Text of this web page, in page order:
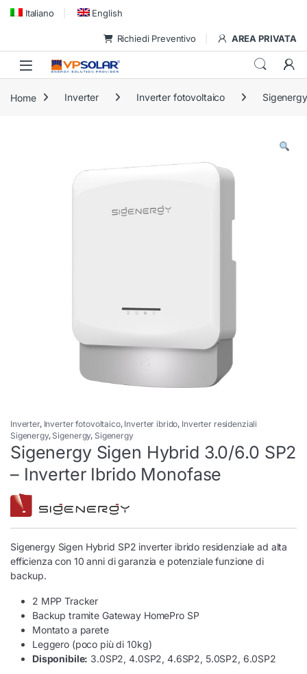
Skip to navigation
Skip to content
Italiano English
Richiedi Preventivo AREA PRIVATA
Home Inverter Inverter fotovoltaico Sigenergy
Inverter, Inverter fotovoltaico, Inverter ibrido, Inverter residenziali
Sigenergy, Sigenergy, Sigenergy
Sigenergy Sigen Hybrid 3.0/6.0 SP2
– Inverter Ibrido Monofase
Sigenergy Sigen Hybrid SP2 inverter ibrido residenziale ad alta
efficienza con 10 anni di garanzia e potenziale funzione di
backup.
2 MPP Tracker
Backup tramite Gateway HomePro SP
Montato a parete
Leggero (poco più di 10kg)
Disponibile: 3.0SP2, 4.0SP2, 4.6SP2, 5.0SP2, 6.0SP2